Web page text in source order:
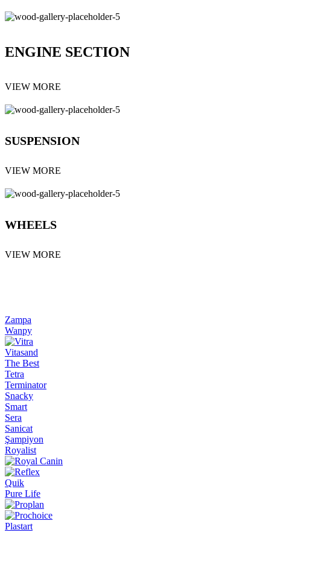
ENGINE SECTION
VIEW MORE
SUSPENSION
VIEW MORE
WHEELS
VIEW MORE
Zampa
Wanpy
Vitasand
The Best
Tetra
Terminator
Snacky
Smart
Sera
Sanicat
Şampiyon
Royalist
Quik
Pure Life
Plastart